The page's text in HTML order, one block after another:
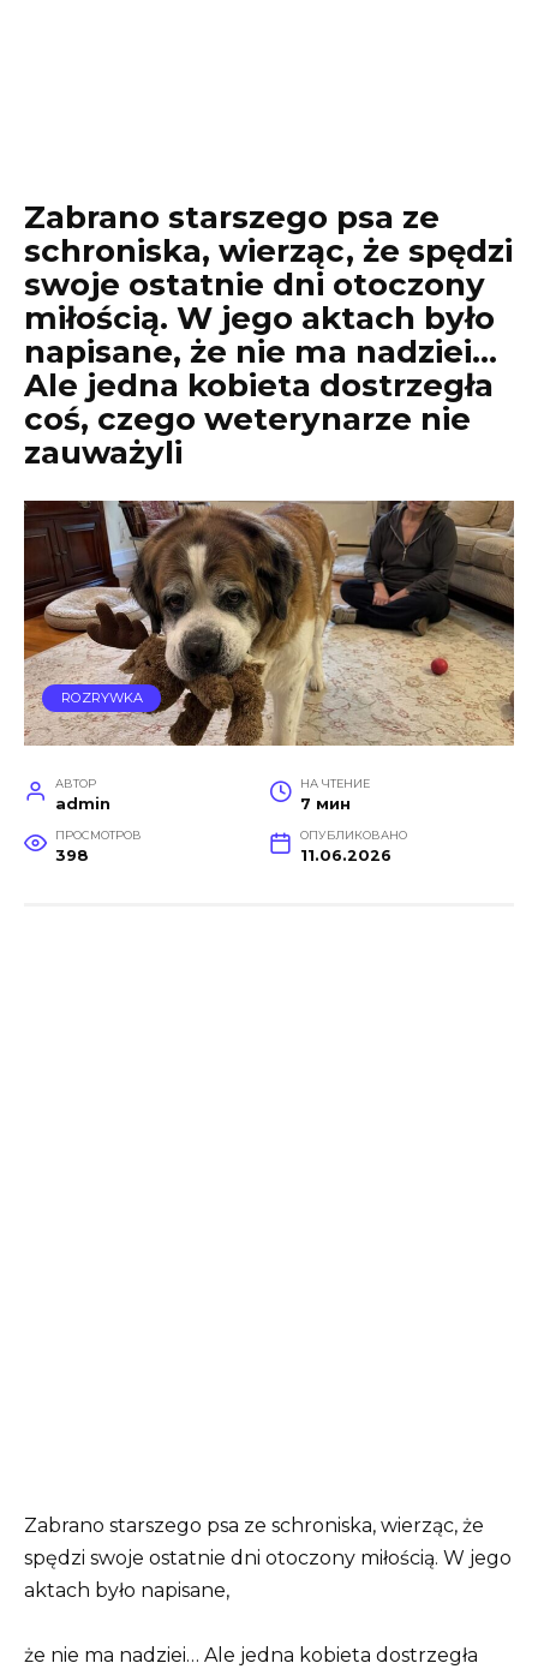
Zabrano starszego psa ze
schroniska, wierząc, że spędzi
swoje ostatnie dni otoczony
miłością. W jego aktach było
napisane, że nie ma nadziei…
Ale jedna kobieta dostrzegła
coś, czego weterynarze nie
zauważyli
ROZRYWKA
АВТОР
admin
НА ЧТЕНИЕ
7 мин
ПРОСМОТРОВ
398
ОПУБЛИКОВАНО
11.06.2026
Zabrano starszego psa ze schroniska, wierząc, że
spędzi swoje ostatnie dni otoczony miłością. W jego
aktach było napisane,
że nie ma nadziei… Ale jedna kobieta dostrzegła